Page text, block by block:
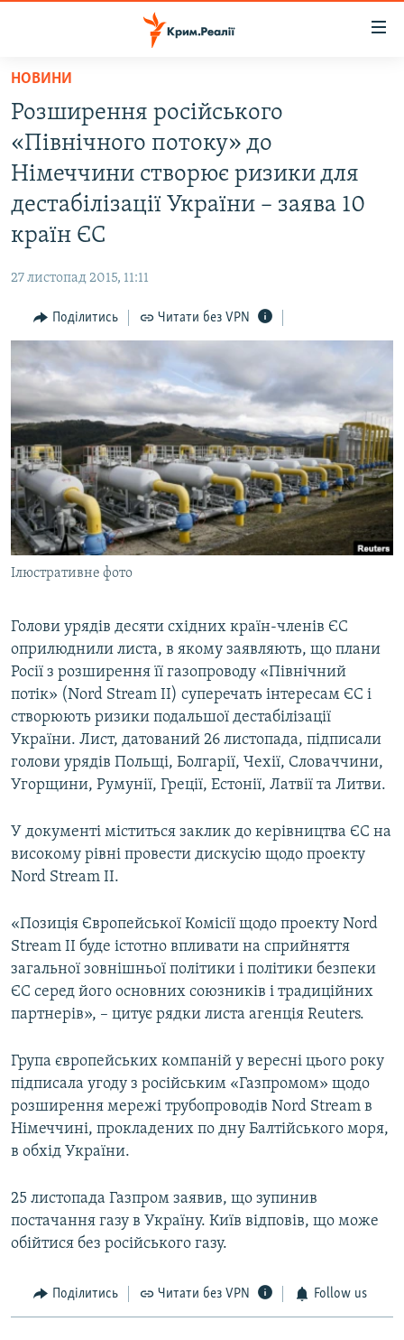
Перейти
основного
матеріалу
Перейти
до
основної
навігації
Перейти
до
ВОДА.КРИМ
ВІДЕО ТА ФОТО
ПОЛІТИКА
БЛОГИ
ВСЕ ЗА ДЕНЬ
СПЕЦПРОЕКТИ
ДЕПОРТАЦІЯ
ВІДЕОУРОКИ «ELIFBE»
СВІДЧЕННЯ ОКУПАЦІЇ
УКРАЇНСЬКА ПРОБЛЕМА КРИМУ
ІНФОГРАФІКА
ЯК ОБІЙТИ БЛОКУВАННЯ
Русский
Qırımtatar
ДОЛУЧАЙСЯ!
НОВИНИ
Розширення російського
«Північного потоку» до
Німеччини створює ризики для
дестабілізації України – заява 10
країн ЄС
27 листопад 2015, 11:11
Поділитись Читати без VPN
Ілюстративне фото
Голови урядів десяти східних країн-членів ЄС
оприлюднили листа, в якому заявляють, що плани
Росії з розширення її газопроводу «Північний
потік» (Nord Stream II) суперечать інтересам ЄС і
створюють ризики подальшої дестабілізації
України. Лист, датований 26 листопада, підписали
голови урядів Польщі, Болгарії, Чехії, Словаччини,
Угорщини, Румунії, Греції, Естонії, Латвії та Литви.
У документі міститься заклик до керівництва ЄС на
високому рівні провести дискусію щодо проекту
Nord Stream II.
«Позиція Європейської Комісії щодо проекту Nord
Stream II буде істотно впливати на сприйняття
загальної зовнішньої політики і політики безпеки
ЄС серед його основних союзників і традиційних
партнерів», – цитує рядки листа агенція Reuters.
Група європейських компаній у вересні цього року
підписала угоду з російським «Газпромом» щодо
розширення мережі трубопроводів Nord Stream в
Німеччині, прокладених по дну Балтійського моря,
в обхід України.
25 листопада Газпром заявив, що зупинив
постачання газу в Україну. Київ відповів, що може
обійтися без російського газу.
Поділитись Читати без VPN Follow us